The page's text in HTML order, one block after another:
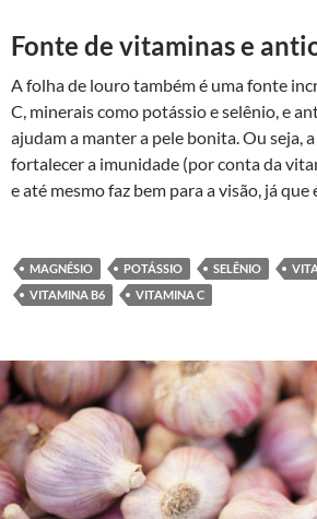
Fonte de vitaminas e
A folha de louro também é uma fonte
C, minerais como potássio e selênio, e
ajudam a manter a pele bonita. Ou seja,
fortalecer a imunidade (por conta da
e até mesmo faz bem para a visão, já
MAGNÉSIO POTÁSSIO SELÊNIO
VITAMINA B6
VITAMINA C